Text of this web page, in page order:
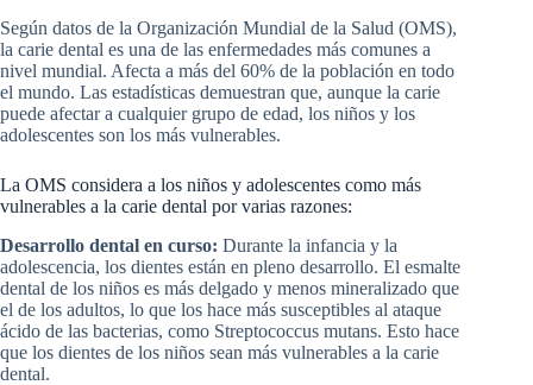
Según datos de la Organización Mundial de la Salud (OMS),
la carie dental es una de las enfermedades más comunes a
nivel mundial. Afecta a más del 60% de la población en todo
el mundo. Las estadísticas demuestran que, aunque la carie
puede afectar a cualquier grupo de edad, los niños y los
adolescentes son los más vulnerables.
La OMS considera a los niños y adolescentes como más
vulnerables a la carie dental por varias razones:
Desarrollo dental en curso: Durante la infancia y la
adolescencia, los dientes están en pleno desarrollo. El esmalte
dental de los niños es más delgado y menos mineralizado que
el de los adultos, lo que los hace más susceptibles al ataque
ácido de las bacterias, como Streptococcus mutans. Esto hace
que los dientes de los niños sean más vulnerables a la carie
dental.